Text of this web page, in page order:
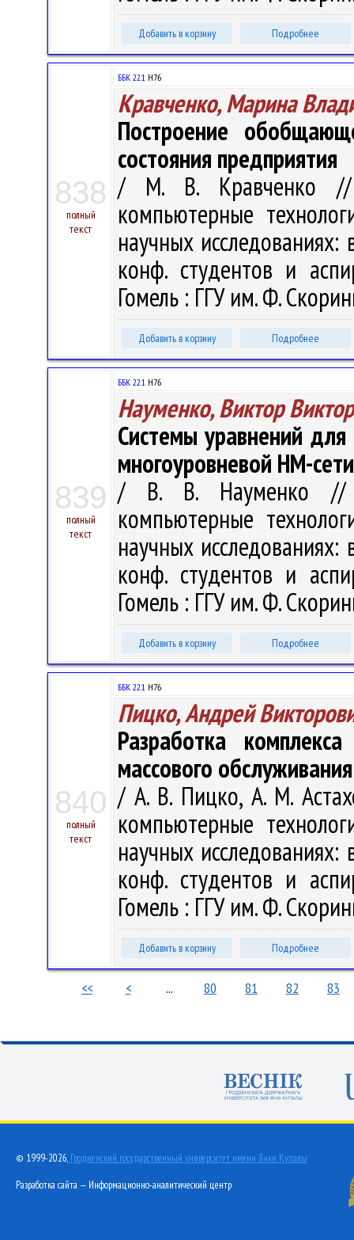
Добавить в корзину Подробнее
838
полный
текст
ББК 22.1 H76
Кравченко, Марина
Построение
состояния предприятия
/ М. В. Кравченко //
компьютерные
научных
конф. студентов и
Гомель : ГГУ им. Ф.
Добавить в корзину Подробнее
839
полный
текст
ББК 22.1 H76
Науменко, Виктор
Системы уравнений
многоуровневой HM-сети
/ В. В. Науменко //
компьютерные
научных
конф. студентов и
Гомель : ГГУ им. Ф.
Добавить в корзину Подробнее
840
полный
текст
ББК 22.1 H76
Пицко, Андрей
Разработка
массового
/ А. В. Пицко, А. М.
компьютерные
научных
конф. студентов и
Гомель : ГГУ им. Ф.
Добавить в корзину Подробнее
<< < ... 80 81 82 83
© 1999-2026, Гродненский государственный университет имени Янки Купалы
Разработка сайта — Информационно-аналитический центр